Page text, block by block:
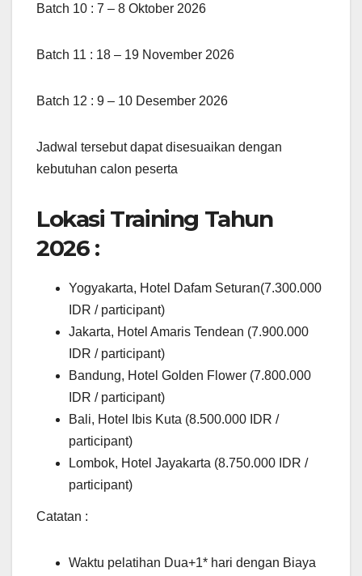
Batch 10 : 7 – 8 Oktober 2026
Batch 11 : 18 – 19 November 2026
Batch 12 : 9 – 10 Desember 2026
Jadwal tersebut dapat disesuaikan dengan
kebutuhan calon peserta
Lokasi Training Tahun
2026 :
Yogyakarta, Hotel Dafam Seturan(7.300.000
IDR / participant)
Jakarta, Hotel Amaris Tendean (7.900.000
IDR / participant)
Bandung, Hotel Golden Flower (7.800.000
IDR / participant)
Bali, Hotel Ibis Kuta (8.500.000 IDR /
participant)
Lombok, Hotel Jayakarta (8.750.000 IDR /
participant)
Catatan :
Waktu pelatihan Dua+1* hari dengan Biaya